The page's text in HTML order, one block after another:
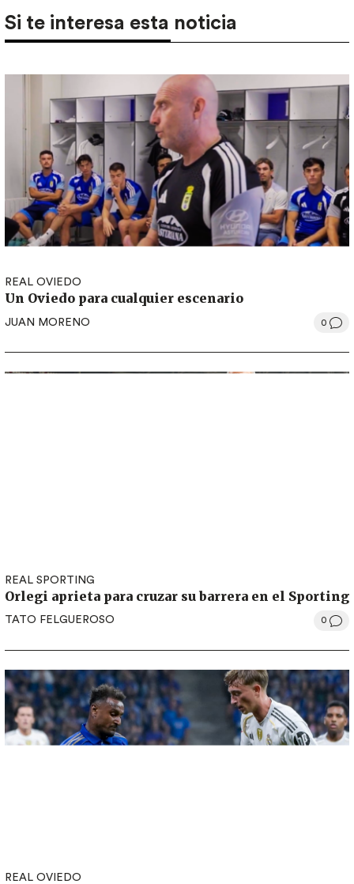
Si te interesa esta noticia
REAL OVIEDO
Un Oviedo para cualquier escenario
JUAN MORENO 0
REAL SPORTING
Orlegi aprieta para cruzar su barrera en el Sporting
TATO FELGUEROSO 0
REAL OVIEDO